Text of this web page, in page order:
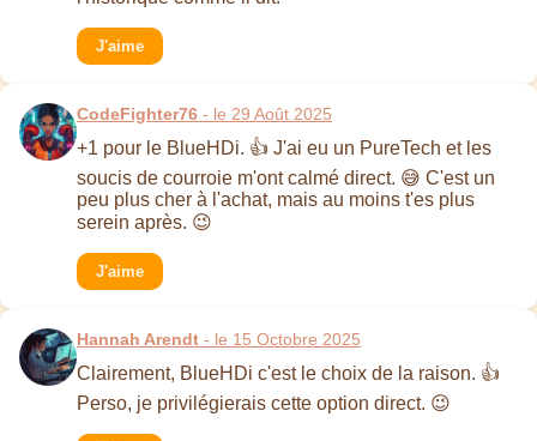
J'aime
CodeFighter76 - le 29 Août 2025
+1 pour le BlueHDi. 👍 J'ai eu un PureTech et les
soucis de courroie m'ont calmé direct. 😅 C'est un
peu plus cher à l'achat, mais au moins t'es plus
serein après. 😉
J'aime
Hannah Arendt - le 15 Octobre 2025
Clairement, BlueHDi c'est le choix de la raison. 👍
Perso, je privilégierais cette option direct. 😉